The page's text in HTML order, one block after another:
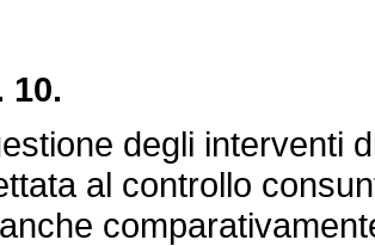
degli interventi
al controllo